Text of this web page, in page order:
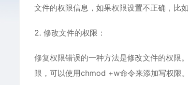
文件的权限信息，如果权限设置不正确，比
2. 修改文件的权限：
修复权限错误的一种方法是修改文件的权限
限，可以使用chmod +w命令来添加写权限